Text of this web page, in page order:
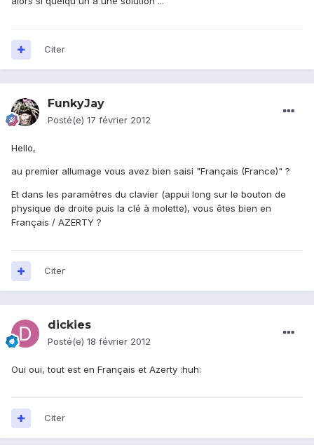
Citer
FunkyJay
Posté(e) 17 février 2012
Hello,
au premier allumage vous avez bien saisi "Français (France)" ?
Et dans les paramètres du clavier (appui long sur le bouton de
physique de droite puis la clé à molette), vous êtes bien en
Français / AZERTY ?
Citer
dickies
Posté(e) 18 février 2012
Oui oui, tout est en Français et Azerty :huh:
Citer